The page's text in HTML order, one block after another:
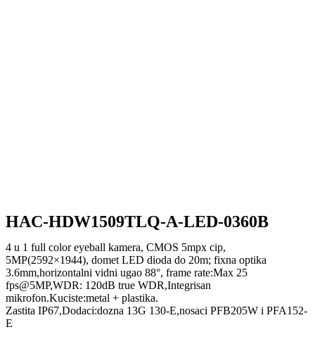
HAC-HDW1509TLQ-A-LED-0360B
4 u 1 full color eyeball kamera, CMOS 5mpx cip,
5MP(2592×1944), domet LED dioda do 20m; fixna optika
3.6mm,horizontalni vidni ugao 88°, frame rate:Max 25
fps@5MP,WDR: 120dB true WDR,Integrisan
mikrofon.Kuciste:metal + plastika.
Zastita IP67,Dodaci:dozna 13G 130-E,nosaci PFB205W i PFA152-
E